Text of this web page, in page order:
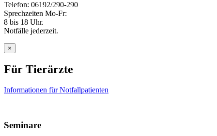
Telefon: 06192/290-290
Sprechzeiten Mo-Fr:
8 bis 18 Uhr.
Notfälle jederzeit.
×
Für Tierärzte
Informationen für Notfallpatienten
Seminare